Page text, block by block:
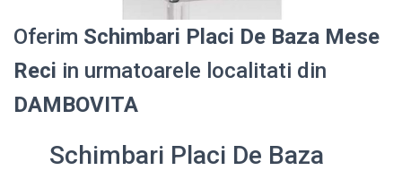
Oferim Schimbari Placi De Baza Mese
Reci in urmatoarele localitati din
DAMBOVITA
Schimbari Placi De Baza